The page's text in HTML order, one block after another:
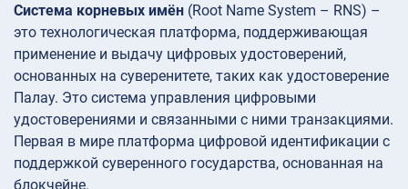
Система корневых имён (Root Name System – RNS) –
это технологическая платформа, поддерживающая
применение и выдачу цифровых удостоверений,
основанных на суверенитете, таких как удостоверение
Палау. Это система управления цифровыми
удостоверениями и связанными с ними транзакциями.
Первая в мире платформа цифровой идентификации с
поддержкой суверенного государства, основанная на
блокчейне.